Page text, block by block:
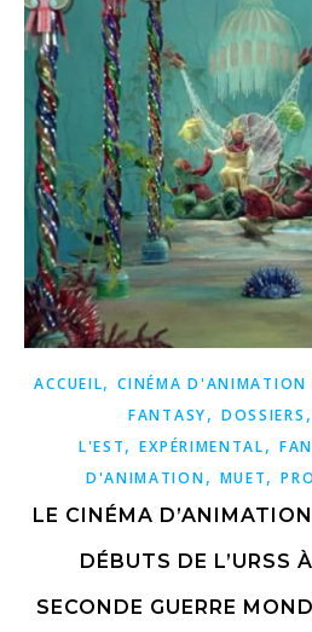
ACCUEIL,CINÉMA D'ANIMATION
FANTASY, DOSSIERS ,
L'EST,EXPÉRIMENTAL,
D'ANIMATION, MUET,
LE CINÉMA
DÉBUTS DE L’URSS
SECONDE GUERRE